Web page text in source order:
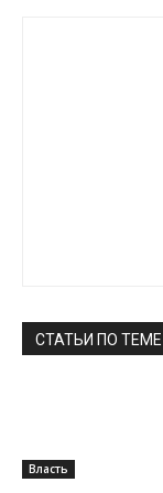
СТАТЬИ ПО ТЕМЕ
Власть